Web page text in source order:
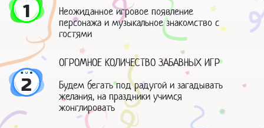
1
Неожиданное игровое появление
персонажа и музыкальное знакомство с
гостями
2
ОГРОМНОЕ КОЛИЧЕСТВО ЗАБАВНЫХ ИГР
Будем бегать под радугой и загадывать
желания, на праздники учимся
жонглировать